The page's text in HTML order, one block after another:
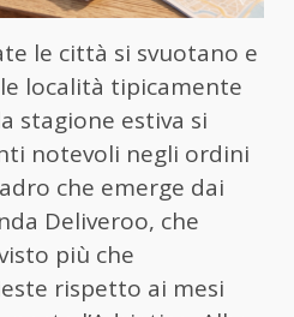
le città si svuotano e
località tipicamente
stagione estiva si
notevoli negli ordini
che emerge dai
Deliveroo, che
più che
rispetto ai mesi